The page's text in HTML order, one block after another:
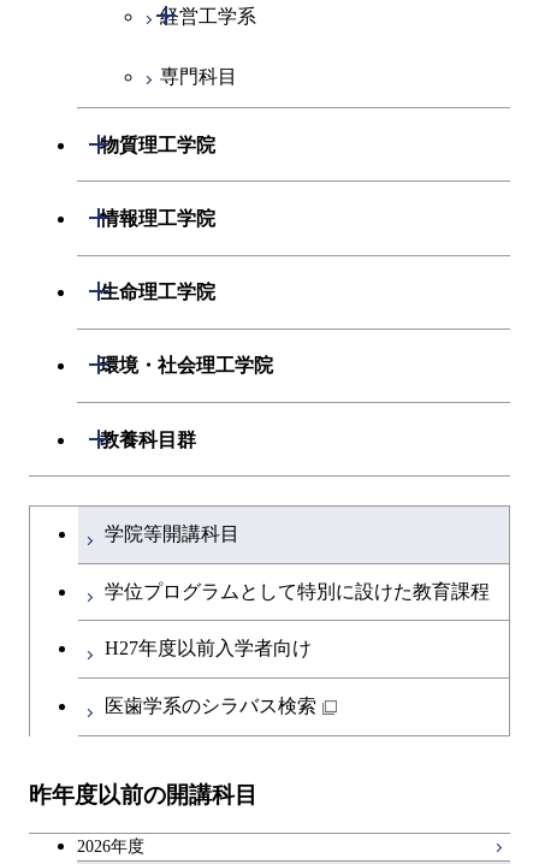
エネルギーコース
エネルギー・情報コース
物質・情報卓越コース
情報通信コース
エンジニアリングデザイン
コース
人間医療科学技術コース
経営工学系
開閉
経営工学コース
専門科目
物質理工学院
開閉
材料系
開閉
エネルギーコース
原子核工学コース
人間医療科学技術コース
応用化学コース
ース
原子核工学コース
物質・情報卓越コース
専門科目
情報理工学院
開閉
数理・計算科学系
開閉
知能情報コース
情報工学コース
知能情報コース
エネルギー・情報コース
人間医療科学技術コース
物質・情報卓越コース
専門科目
生命理工学院
開閉
生命理工学系
開閉
ライフエンジニアリングコ
ース
地球生命コース
物質・情報卓越コース
環境・社会理工学院
開閉
建築学系
開閉
コース
都市・環境学コース
エンジニアリングデザイン
コース
都市・環境学コース
開閉
地球環境共創コース
エネルギーコース
エネルギー・情報コース
エンジニアリングデザイン
社会・人間科学系
社会・人間科学コース
イノベーション科学系
イノベーション科学コース
人間医療科学技術コース
技術経営専門職学位課程
開閉
技術経営専門職学位課程
専門科目
教養科目群
開閉
文系教養科目
英語科目
第二外国語科目
キャリア科目
大学院課程を切り替える
学院等開講科目
学位プログラムとして特別に設けた教育課程
H27年度以前入学者向け
医歯学系のシラバス検索
昨年度以前の開講科目
2026年度